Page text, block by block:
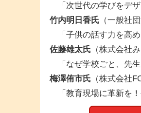
「次世代の学びをデザ
竹内明日香氏 （一般社
「子供の話す力を高
佐藤雄太氏 （株式会社
「なぜ学校ごと、先
梅澤侑市氏 （株式会社
「教育現場に革新を！